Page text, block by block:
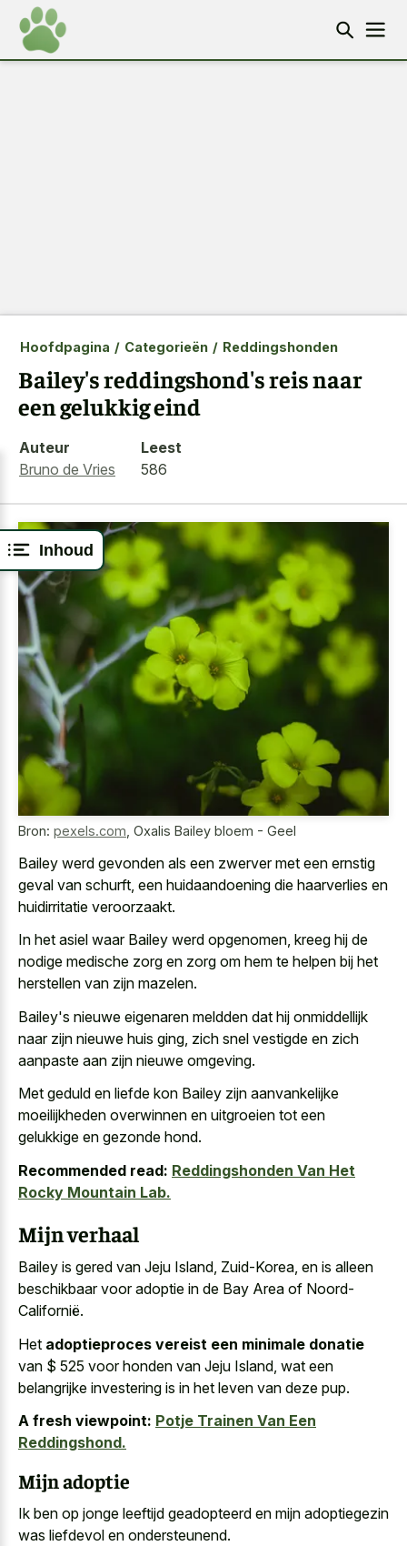
Inhoud
Hoofdpagina / Categorieën / Reddingshonden
Bailey's reddingshond's reis naar
een gelukkig eind
Auteur
Bruno de Vries
Leest
586
Bron: pexels.com Oxalis Bailey bloem - Geel
Bailey werd gevonden als een zwerver met een ernstig
geval van schurft, een huidaandoening die haarverlies en
huidirritatie veroorzaakt.
In het asiel waar Bailey werd opgenomen, kreeg hij de
nodige medische zorg en zorg om hem te helpen bij het
herstellen van zijn mazelen.
Bailey's nieuwe eigenaren meldden dat hij onmiddellijk
naar zijn nieuwe huis ging, zich snel vestigde en zich
aanpaste aan zijn nieuwe omgeving.
Met geduld en liefde kon Bailey zijn aanvankelijke
moeilijkheden overwinnen en uitgroeien tot een
gelukkige en gezonde hond.
Recommended read: Reddingshonden Van Het
Rocky Mountain Lab.
Mijn verhaal
Bailey is gered van Jeju Island, Zuid-Korea, en is alleen
beschikbaar voor adoptie in de Bay Area of Noord-
Californië.
Het adoptieproces vereist een minimale donatie
van $ 525 voor honden van Jeju Island, wat een
belangrijke investering is in het leven van deze pup.
A fresh viewpoint: Potje Trainen Van Een
Reddingshond.
Mijn adoptie
Ik ben op jonge leeftijd geadopteerd en mijn adoptiegezin
was liefdevol en ondersteunend.